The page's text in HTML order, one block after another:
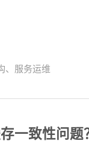
、服务运维
一致性问题